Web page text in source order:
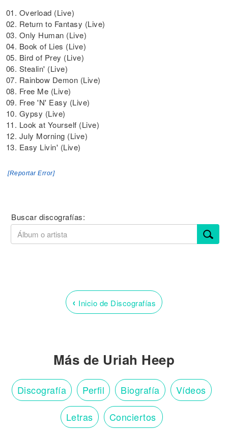
01. Overload (Live)
02. Return to Fantasy (Live)
03. Only Human (Live)
04. Book of Lies (Live)
05. Bird of Prey (Live)
06. Stealin' (Live)
07. Rainbow Demon (Live)
08. Free Me (Live)
09. Free 'N' Easy (Live)
10. Gypsy (Live)
11. Look at Yourself (Live)
12. July Morning (Live)
13. Easy Livin' (Live)
[Reportar Error]
Buscar discografías:
‹ Inicio de Discografías
Más de Uriah Heep
Discografía Perfil Biografía Vídeos
Letras Conciertos